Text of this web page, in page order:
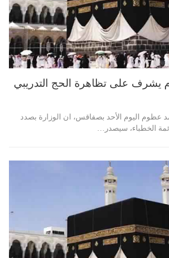
على تظاهرة الحج التدريبي
عظوم اليوم الأحد بصفاقس، ان الوزارة بصدد
الخطباء، سيصدر…